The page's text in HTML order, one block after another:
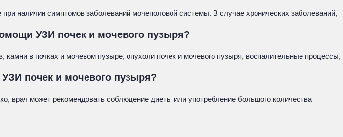
наличии симптомов заболеваний мочеполовой системы. В случае хронических заболеваний,
УЗИ почек и мочевого пузыря?
в почках и мочевом пузыре, опухоли почек и мочевого пузыря, воспалительные процессы,
почек и мочевого пузыря?
врач может рекомендовать соблюдение диеты или употребление большого количества